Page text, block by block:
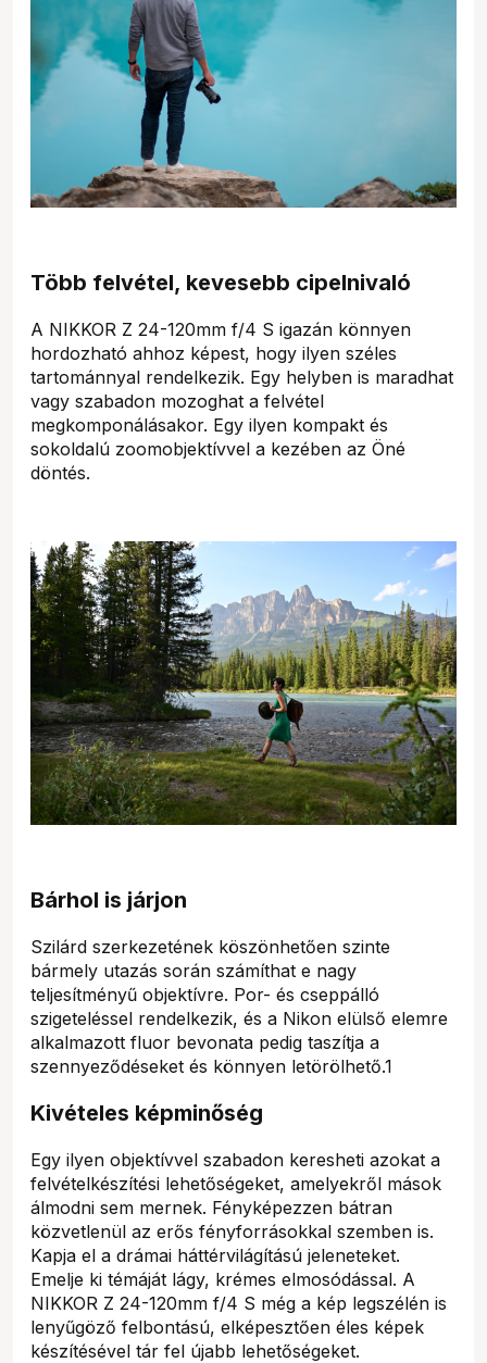
Több felvétel, kevesebb cipelnivaló
A NIKKOR Z 24-120mm f/4 S igazán könnyen
hordozható ahhoz képest, hogy ilyen széles
tartománnyal rendelkezik. Egy helyben is maradhat
vagy szabadon mozoghat a felvétel
megkomponálásakor. Egy ilyen kompakt és
sokoldalú zoomobjektívvel a kezében az Öné
döntés.
Bárhol is járjon
Szilárd szerkezetének köszönhetően szinte
bármely utazás során számíthat e nagy
teljesítményű objektívre. Por- és cseppálló
szigeteléssel rendelkezik, és a Nikon elülső elemre
alkalmazott fluor bevonata pedig taszítja a
szennyeződéseket és könnyen letörölhető.1
Kivételes képminőség
Egy ilyen objektívvel szabadon keresheti azokat a
felvételkészítési lehetőségeket, amelyekről mások
álmodni sem mernek. Fényképezzen bátran
közvetlenül az erős fényforrásokkal szemben is.
Kapja el a drámai háttérvilágítású jeleneteket.
Emelje ki témáját lágy, krémes elmosódással. A
NIKKOR Z 24-120mm f/4 S még a kép legszélén is
lenyűgöző felbontású, elképesztően éles képek
készítésével tár fel újabb lehetőségeket.